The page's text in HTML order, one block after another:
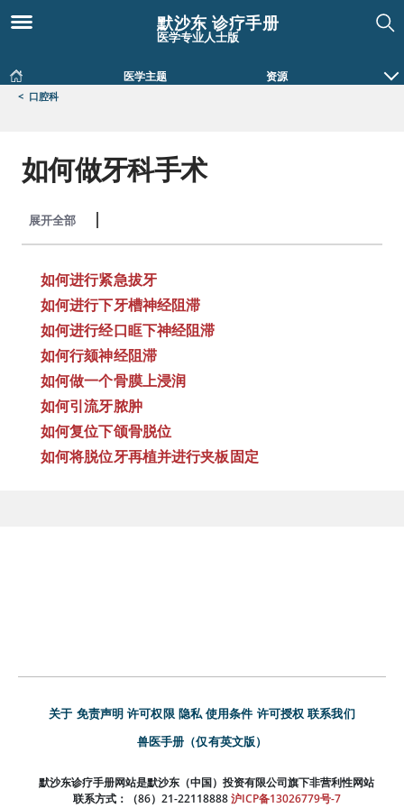
默沙东 诊疗手册
医学专业人士版
医学主题 资源
< 口腔科
如何做牙科手术
展开全部
如何进行紧急拔牙
如何进行下牙槽神经阻滞
如何进行经口眶下神经阻滞
如何行颏神经阻滞
如何做一个骨膜上浸润
如何引流牙脓肿
如何复位下颌骨脱位
如何将脱位牙再植并进行夹板固定
关于 免责声明 许可权限 隐私 使用条件 许可授权 联系我们
兽医手册（仅有英文版）
默沙东诊疗手册网站是默沙东（中国）投资有限公司旗下非营利性网站
联系方式：（86）21-22118888 沪ICP备13026779号-7